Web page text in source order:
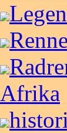
Afrika